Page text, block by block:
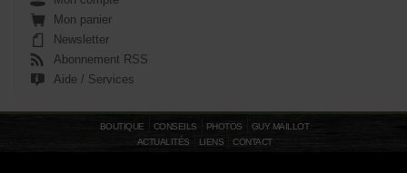
Mon panier
Newsletter
Abonnement RSS
Aide / Services
BOUTIQUE CONSEILS PHOTOS
GUY MAILLOT
ACTUALITÉS
LIENS CONTACT